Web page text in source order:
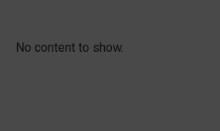
No content to show.